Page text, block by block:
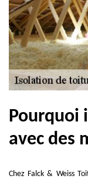
Pourquoi
avec des
Chez Falck & Weiss